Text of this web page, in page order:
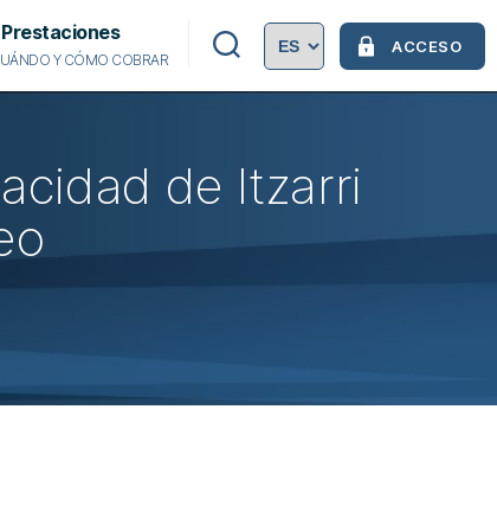
Prestaciones
Y CÓMO COBRAR
ACCESO
de Itzarri